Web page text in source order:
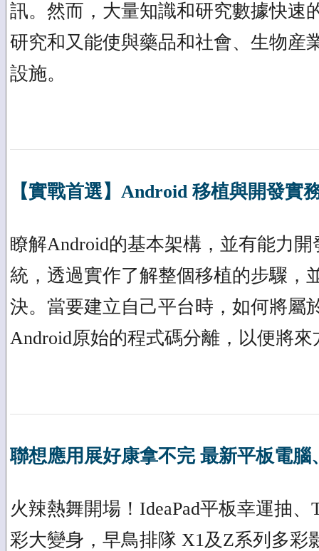
訊。然而，大量知識和研究數據快速
研究和又能使與藥品和社會、生物産
設施。
【實戰首選】Android 移植與開發實
瞭解Android的基本架構，並有能力
統，透過實作了解整個移植的步驟，
決。當要建立自己平台時，如何將屬
Android原始的程式碼分離，以便將來
聯想應用展好康拿不完 最新平板電腦
火辣熱舞開場！IdeaPad平板幸運抽
彩大變身，早鳥排隊 X1及Z系列多彩